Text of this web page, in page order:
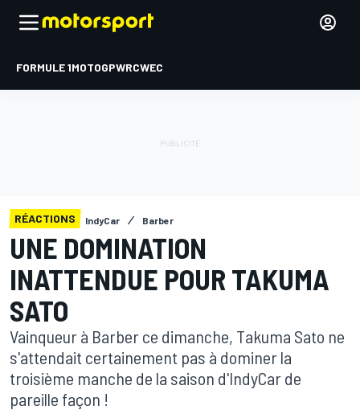
FORMULE 1MOTOGPWRCWEC
RÉACTIONS IndyCar Barber
UNE DOMINATION
INATTENDUE POUR TAKUMA
SATO
Vainqueur à Barber ce dimanche, Takuma Sato ne
s'attendait certainement pas à dominer la
troisième manche de la saison d'IndyCar de
pareille façon !